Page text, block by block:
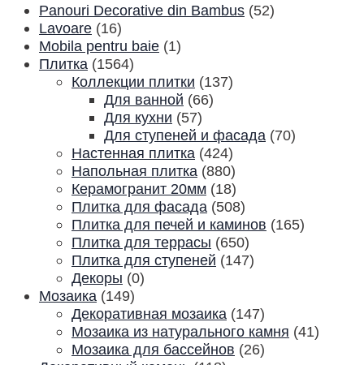
Panouri Decorative din Bambus (52)
Lavoare (16)
Mobila pentru baie (1)
Плитка (1564)
Коллекции плитки (137)
Для ванной (66)
Для кухни (57)
Для ступеней и фасада (70)
Настенная плитка (424)
Напольная плитка (880)
Керамогранит 20мм (18)
Плитка для фасада (508)
Плитка для печей и каминов (165)
Плитка для террасы (650)
Плитка для ступеней (147)
Декоры (0)
Мозаика (149)
Декоративная мозаика (147)
Мозаика из натурального камня (41)
Мозаика для бассейнов (26)